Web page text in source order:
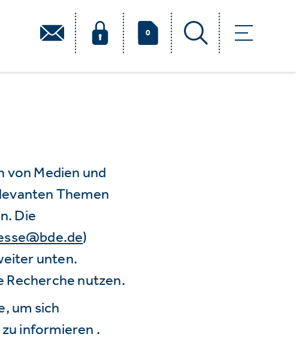
0
von Medien und
Themen
Die
)
unten.
Recherche nutzen.
um sich
informieren .